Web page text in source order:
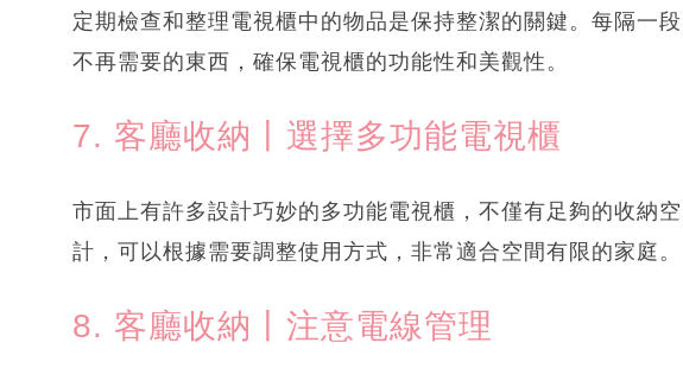
定期檢查和整理電視櫃中的物品是保持整潔的關鍵。每隔一
不再需要的東西，確保電視櫃的功能性和美觀性。
7. 客廳收納丨選擇多功能電視櫃
市面上有許多設計巧妙的多功能電視櫃，不僅有足夠的收納
計，可以根據需要調整使用方式，非常適合空間有限的家庭。
8. 客廳收納丨注意電線管理